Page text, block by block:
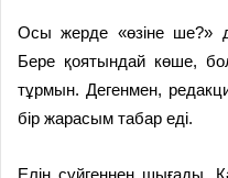
Осы жерде «өзіне ше?»
Бере қоятындай көше,
тұрмын. Дегенмен,
бір жарасым табар еді.
Елін сүйгеннен шығады.